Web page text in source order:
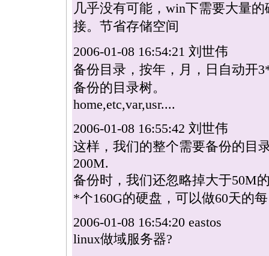
几乎没有可能，win下需要大量的
接。节省存储空间
2006-01-08 16:54:21 刘世伟
备份目录，按年，月，日自动开3
备份的目录树。
home,etc,var,usr....
2006-01-08 16:55:42 刘世伟
这样，我们的整个需要备份的目
200M.
备份时，我们还忽略掉大于50M
*个160G的硬盘，可以做60天的
2006-01-08 16:54:20 eastos
linux做域服务器?